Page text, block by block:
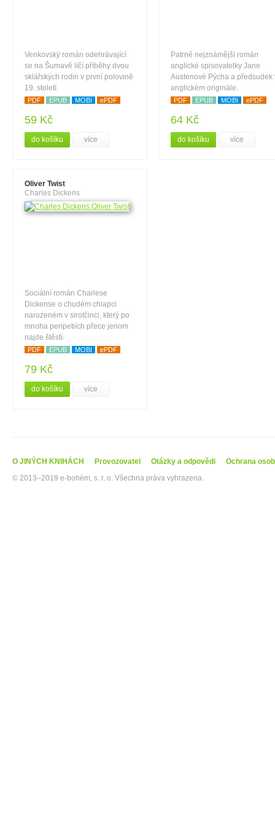
Venkovský román odehrávající
se na Šumavě líčí příběhy dvou
sklářských rodin v první polovině
19. století.
PDF EPUB MOBI ePDF
59 Kč
do košíku více
Patrně nejznámější román
anglické spisovatelky Jane
Austenové Pýcha a předsudek
anglickém originále.
PDF EPUB MOBI ePDF
64 Kč
do košíku více
Oliver Twist
Charles Dickens
Sociální román Charlese
Dickense o chudém chlapci
narozeném v sirotčinci, který po
mnoha peripetiích přece jenom
najde štěstí.
PDF EPUB MOBI ePDF
79 Kč
do košíku více
O JINÝCH KNIHÁCH Provozovatel Otázky a odpovědi
Ochrana
© 2013–2019 e-bohém, s. r. o. Všechna práva vyhrazena.